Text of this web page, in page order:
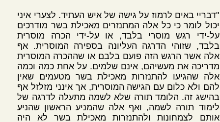
"דבריי באים לרמוז על גישה של איש העתיד. לצערי איני
יכול לומר כי כל אלה המתנזרים מאכילת בשר מודרכים
על-ידי רגש מוסרי בלבד, או על-ידי הכרה מוסרית
בלבד, שזוהי הדרגה העליונה בספירה המוסרית. אף
אלה אשר הרגש הזה פועם בלבם או שההכרה המוסרית
מדריכה את מעשיהם, אינם שלמים. על אחת כמה וכמה
אלה שהגיעו להתנזרות מאכילת בשר מטעמים שאין
להם ולא כלום עם הגישה המוסרית, אך אינני מזלזל אף
בהישג זה. הלומד תורה שלא לשמה מתעלה לדרגה של
לימוד תורה לשמה, ואף אלה שהמניע הראשון שהניע
אותם לצמחונות ולהתנזרות מאכילת בשר לא היה